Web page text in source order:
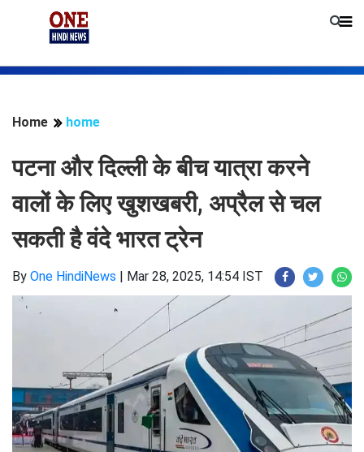
Home home
पटना और दिल्ली के बीच यात्रा करने
वालों के लिए खुशखबरी, अप्रैल से चल
सकती है वंदे भारत ट्रेन
By One HindiNews | Mar 28, 2025, 14:54 IST